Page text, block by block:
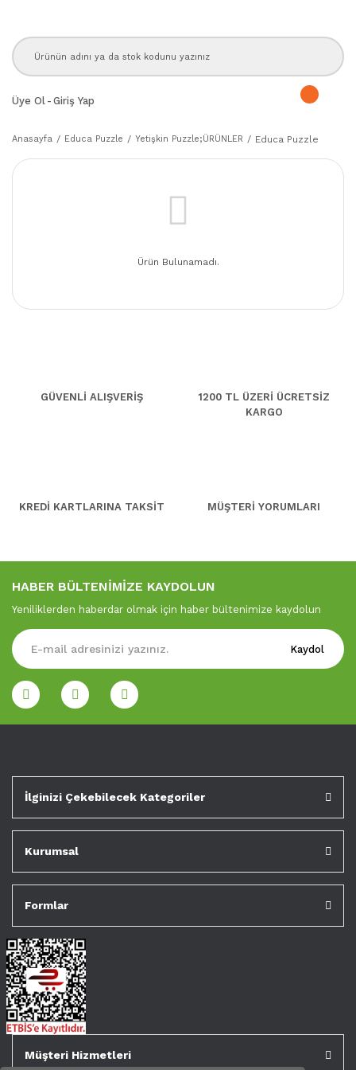
Üye Ol - Giriş Yap
Anasayfa Educa Puzzle Yetişkin Puzzle;ÜRÜNLER Educa Puzzle
Ürün Bulunamadı.
GÜVENLİ ALIŞVERİŞ
1200 TL ÜZERİ ÜCRETSİZ
KARGO
KREDİ KARTLARINA TAKSİT MÜŞTERİ YORUMLARI
HABER BÜLTENİMİZE KAYDOLUN
Yeniliklerden haberdar olmak için haber bültenimize kaydolun
Kaydol
İlginizi Çekebilecek Kategoriler
Kurumsal
Formlar
Müşteri Hizmetleri